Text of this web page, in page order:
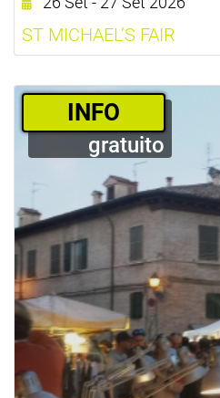
ST MICHAEL’S FAIR
­INFO
gratuito